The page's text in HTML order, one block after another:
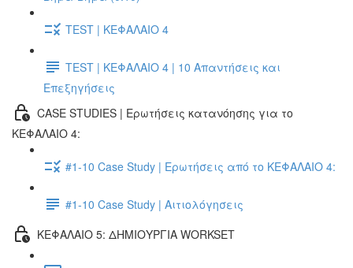
TEST | ΚΕΦΑΛΑΙΟ 4
TEST | ΚΕΦΑΛΑΙΟ 4 | 10 Απαντήσεις και
Επεξηγήσεις
CASE STUDIES | Ερωτήσεις κατανόησης για το
ΚΕΦΑΛΑΙΟ 4:
#1-10 Case Study | Ερωτήσεις από το ΚΕΦΑΛΑΙΟ 4:
#1-10 Case Study | Αιτιολόγησεις
ΚΕΦΑΛΑΙΟ 5: ΔΗΜΙΟΥΡΓΙΑ WORKSET